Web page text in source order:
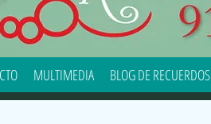
MULTIMEDIA BLOG DE RECUERDOS